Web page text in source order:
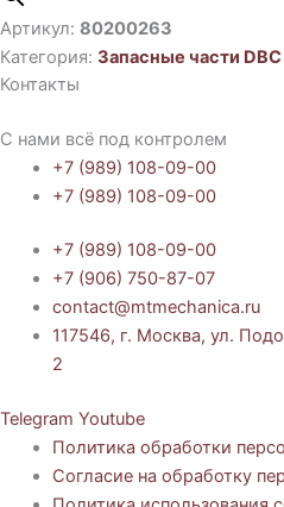
Артикул: 80200263
Категория: Запасные части DBC
Контакты
С нами всё под контролем
+7 (989) 108-09-00
+7 (989) 108-09-00
+7 (989) 108-09-00
+7 (906) 750-87-07
contact@mtmechanica.ru
117546, г. Москва, ул.
2
Telegram Youtube
Политика обработки
Согласие на обработку